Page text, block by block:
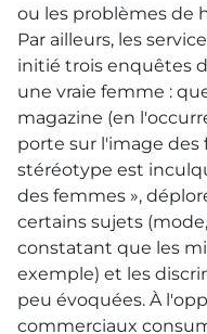
ou les problèmes de
Par ailleurs, les
initié trois enquêtes
une vraie femme :
magazine (en
porte sur l'image des
stéréotype est
des femmes »,
certains sujets
constatant que les
exemple) et les
peu évoquées. À
commerciaux